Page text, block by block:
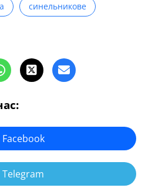
синельникове
Facebook
Telegram